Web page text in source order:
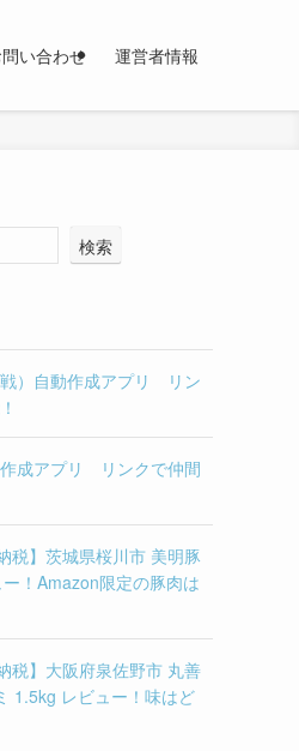
い合わせ 運営者情報
検索
）自動作成アプリ リン
作成アプリ リンクで仲間
税】茨城県桜川市 美明豚
！Amazon限定の豚肉は
税】大阪府泉佐野市 丸善
1.5kg レビュー！味はど